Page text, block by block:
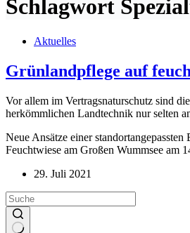
Schlagwort
Aktuelles
Grünlandpflege auf
Vor allem im Vertragsnaturschutz sind
herkömmlichen Landtechnik nur selten
Neue Ansätze einer
Feuchtwiese am Großen Wummsee am
29. Juli 2021